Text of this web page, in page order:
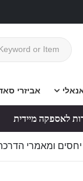
אביזרי
לאספקה
יחסים ומאמרי